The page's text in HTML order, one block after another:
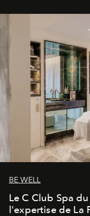
BE WELL
Le C Club Spa
l'expertise de La